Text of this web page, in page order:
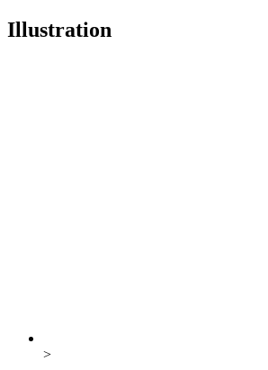
Illustration
>